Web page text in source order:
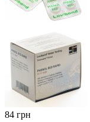
‍84‍ грн